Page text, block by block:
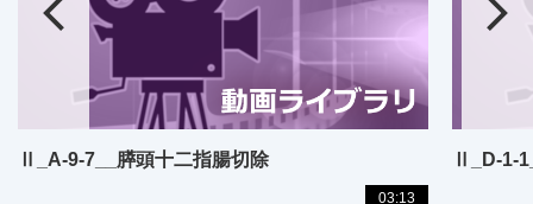
Ⅱ_A-9-7__膵頭十二指腸切除
03:13
Ⅱ_D-1-